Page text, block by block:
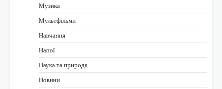
Музика
Мультфільми
Навчання
Напої
Наука та природа
Новини